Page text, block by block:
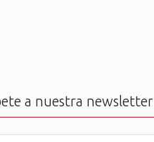
a nuestra newsletter